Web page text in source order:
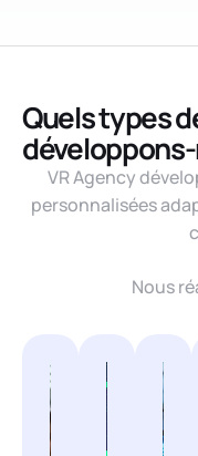
Quels types
VR Agency
personnalisées
Nous